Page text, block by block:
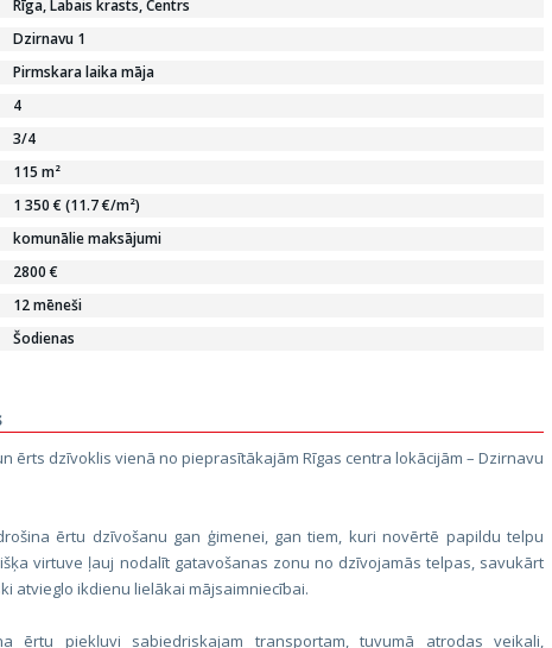
Rīga, Labais krasts, Centrs
Dzirnavu 1
Pirmskara laika māja
4
3/4
115 m²
1 350 € (11.7 €/m²)
komunālie maksājumi
2800 €
12 mēneši
Šodienas
ērts dzīvoklis vienā no pieprasītākajām Rīgas centra lokācijām – Dzirnavu
ērtu dzīvošanu gan ģimenei, gan tiem, kuri novērtē papildu telpu
virtuve ļauj nodalīt gatavošanas zonu no dzīvojamās telpas, savukārt
atvieglo ikdienu lielākai mājsaimniecībai.
ērtu piekļuvi sabiedriskajam transportam, tuvumā atrodas veikali,